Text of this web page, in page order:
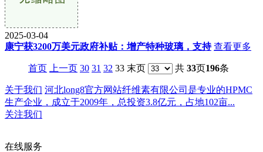
2025-03-04
康宁获3200万美元政府补贴：增产特种玻璃，支持 查看更多
首页 上一页 30 31 32 33 末页 共 33页196条
关于我们 河北long8官方网站纤维素有限公司是专业的HPMC
生产企业，成立于2009年，总投资3.8亿元，占地102亩...
关注我们
在线服务